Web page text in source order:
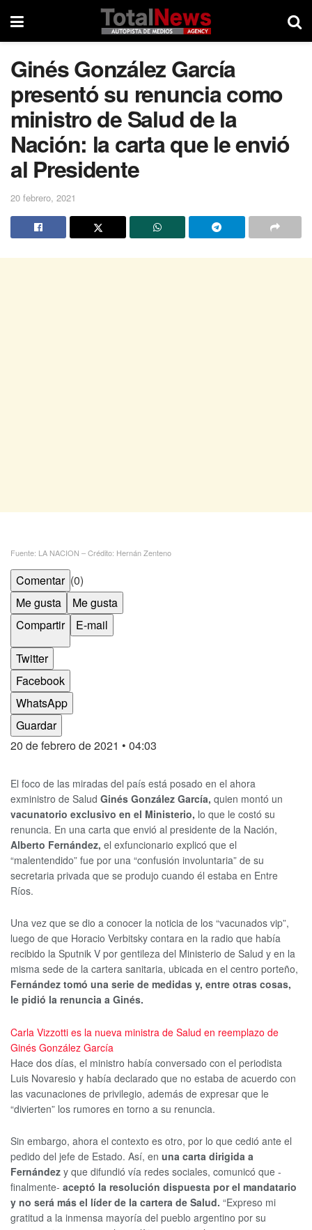
Ginés González García
presentó su renuncia como
ministro de Salud de la
Nación: la carta que le envió
al Presidente
20 febrero, 2021
Fuente: LA NACION – Crédito: Hernán Zenteno
Comentar (0)
Me gusta
Me gusta
Compartir
E-mail
Twitter
Facebook
WhatsApp
Guardar
20 de febrero de 2021 • 04:03
El foco de las miradas del país está posado en el ahora
exministro de Salud Ginés González García, quien montó un
vacunatorio exclusivo en el Ministerio, lo que le costó su
renuncia. En una carta que envió al presidente de la Nación,
Alberto Fernández, el exfuncionario explicó que el
“malentendido” fue por una “confusión involuntaria” de su
secretaria privada que se produjo cuando él estaba en Entre
Ríos.
Una vez que se dio a conocer la noticia de los “vacunados vip”,
luego de que Horacio Verbitsky contara en la radio que había
recibido la Sputnik V por gentileza del Ministerio de Salud y en la
misma sede de la cartera sanitaria, ubicada en el centro porteño,
Fernández tomó una serie de medidas y, entre otras cosas,
le pidió la renuncia a Ginés.
Carla Vizzotti es la nueva ministra de Salud en reemplazo de
Ginés González García
Hace dos días, el ministro había conversado con el periodista
Luis Novaresio y había declarado que no estaba de acuerdo con
las vacunaciones de privilegio, además de expresar que le
“divierten” los rumores en torno a su renuncia.
Sin embargo, ahora el contexto es otro, por lo que cedió ante el
pedido del jefe de Estado. Así, en una carta dirigida a
Fernández y que difundió vía redes sociales, comunicó que -
finalmente- aceptó la resolución dispuesta por el mandatario
y no será más el líder de la cartera de Salud. “Expreso mi
gratitud a la inmensa mayoría del pueblo argentino por su